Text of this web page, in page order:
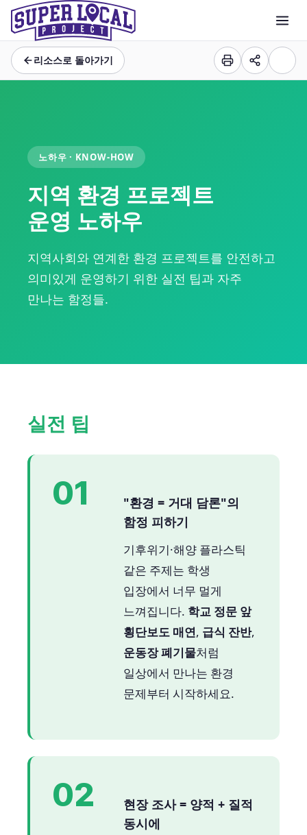
리소스로 돌아가기
노하우 · KNOW-HOW
지역 환경 프로젝트
운영 노하우
지역사회와 연계한 환경 프로젝트를 안전하고
의미있게 운영하기 위한 실전 팁과 자주
만나는 함정들.
실전 팁
01
"환경 = 거대 담론"의
함정 피하기
기후위기·해양 플라스틱
같은 주제는 학생
입장에서 너무 멀게
느껴집니다. 학교 정문 앞
횡단보도 매연, 급식 잔반,
운동장 폐기물처럼
일상에서 만나는 환경
문제부터 시작하세요.
02
현장 조사 = 양적 + 질적
동시에